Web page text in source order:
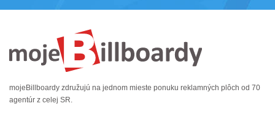
mojeBillboardy združujú na jednom mieste ponuku reklamných plôch od 70
agentúr z celej SR.